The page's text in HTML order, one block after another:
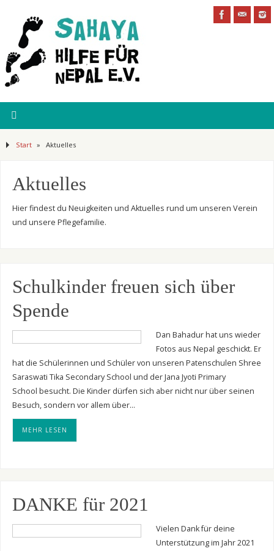
Start » Aktuelles
Aktuelles
Hier findest du Neuigkeiten und Aktuelles rund um unseren Verein
und unsere Pflegefamilie.
Schulkinder freuen sich über
Spende
Dan Bahadur hat uns wieder
Fotos aus Nepal geschickt. Er
hat die Schülerinnen und Schüler von unseren Patenschulen Shree
Saraswati Tika Secondary School und der Jana Jyoti Primary
School besucht. Die Kinder dürfen sich aber nicht nur über seinen
Besuch, sondern vor allem über…
MEHR LESEN
DANKE für 2021
Vielen Dank für deine
Unterstützung im Jahr 2021